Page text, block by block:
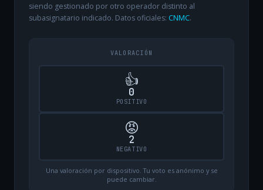
siendo gestionado por otro operador distinto al
subasignatario indicado. Datos oficiales: CNMC.
VALORACIÓN
👍
0
POSITIVO
😡
2
NEGATIVO
Una valoración por dispositivo. Tu voto es anónimo y se
puede cambiar.